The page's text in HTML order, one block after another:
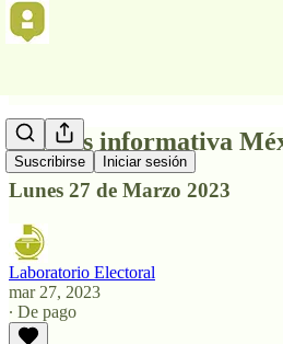
Suscribirse Iniciar sesión
Síntesis informativa
Lunes 27 de Marzo 2023
Laboratorio Electoral
mar 27, 2023
∙ De pago